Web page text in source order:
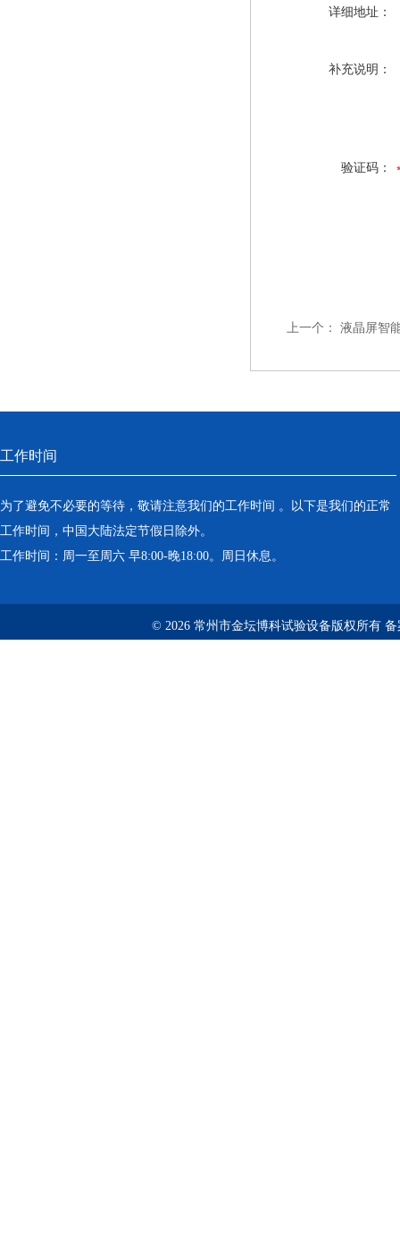
详细地址：
补充说明：
验证码：
上一个： 液晶屏智
工作时间
为了避免不必要的等待，敬请注意我们的工作时间 。以下是我们的正常
工作时间，中国大陆法定节假日除外。
工作时间：周一至周六 早8:00-晚18:00。周日休息。
© 2026 常州市金坛博科试验设备版权所有 备